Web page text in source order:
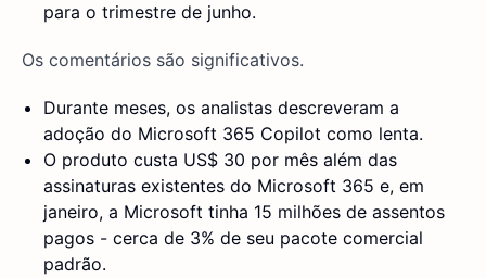
para o trimestre de junho.
Os comentários são significativos.
Durante meses, os analistas descreveram a
adoção do Microsoft 365 Copilot como lenta.
O produto custa US$ 30 por mês além das
assinaturas existentes do Microsoft 365 e, em
janeiro, a Microsoft tinha 15 milhões de assentos
pagos - cerca de 3% de seu pacote comercial
padrão.